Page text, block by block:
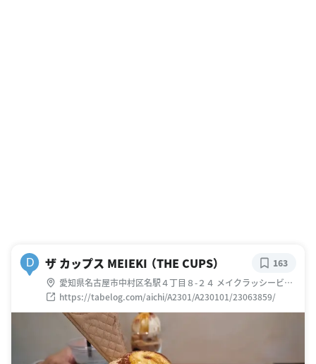
D ザ カップス MEIEKI （THE CUPS）
愛知県名古屋市中村区名駅４丁目８-２４ メイクラッシービル
1F
https://tabelog.com/aichi/A2301/A230101/23063859/
163